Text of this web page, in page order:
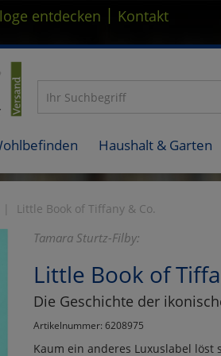
entdecken | Kontakt
Haushalt & Garten
Little Book of Tiffany & Co.
Tamara Sturtz-Filby:
Little Book of
Die Geschichte der
Artikelnummer: 6208975
Kaum ein anderes Luxuslabel